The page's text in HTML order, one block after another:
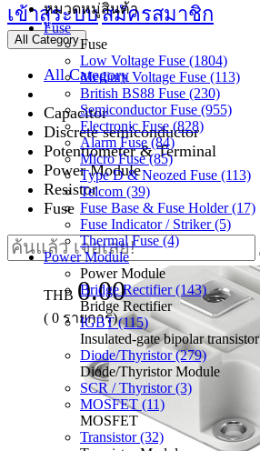
เข้าสู่ระบบสมัครสมาชิก
All Category
All Category
Capacitor
Discrete semiconductor
Potentiometer & Terminal
Power Module
Resistor
Fuse
THB 0.00
( 0 รายการ)
หมวดหมู่สินค้า
Fuse
Fuse
Low Voltage Fuse (1804)
Medium Voltage Fuse (113)
British BS88 Fuse (230)
Semiconductor Fuse (955)
Electronic Fuse (828)
Alarm Fuse (84)
Micro Fuse (85)
Type D & Neozed Fuse (113)
Telcom (39)
Fuse Base & Fuse Holder (17)
Fuse Indicator / Striker (5)
Thermal Fuse (4)
Power Module
Power Module
Bridge Rectifier (143)
Bridge Rectifier
IGBT (115)
Insulated-gate bipolar transistor
Diode/Thyristor (279)
Diode/Thyristor Module
SCR / Thyristor (3)
MOSFET (11)
MOSFET
Transistor (32)